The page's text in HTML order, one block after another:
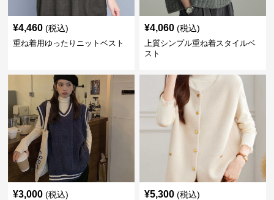
¥4,460 (税込)
重ね着用ゆったりニットベスト
¥4,060 (税込)
上質シンプル重ね着スタイルベ
スト
¥3,000 (税込) ¥5,300 (税込)